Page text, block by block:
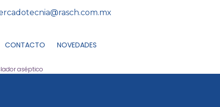
CONTACTO NOVEDADES
aséptico